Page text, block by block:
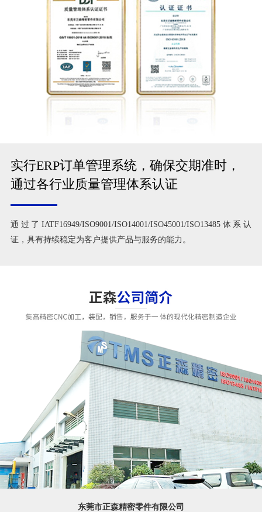
实行ERP订单管理系统，确保交期准时，
通过各行业质量管理体系认证
通过了IATF16949/ISO9001/ISO14001/ISO45001/ISO13485体系认
证，具有持续稳定为客户提供产品与服务的能力。
东莞市正森精密零件有限公司